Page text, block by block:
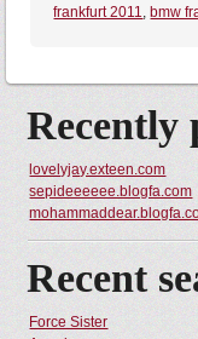
frankfurt 2011, bmw
Recently
lovelyjay.exteen.com
sepideeeeee.blogfa.com
Recent
Force Sister